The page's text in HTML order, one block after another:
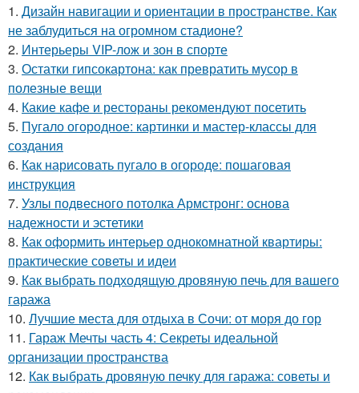
1. Дизайн навигации и ориентации в пространстве. Как
не заблудиться на огромном стадионе?
2. Интерьеры VIP-лож и зон в спорте
3. Остатки гипсокартона: как превратить мусор в
полезные вещи
4. Какие кафе и рестораны рекомендуют посетить
5. Пугало огородное: картинки и мастер-классы для
создания
6. Как нарисовать пугало в огороде: пошаговая
инструкция
7. Узлы подвесного потолка Армстронг: основа
надежности и эстетики
8. Как оформить интерьер однокомнатной квартиры:
практические советы и идеи
9. Как выбрать подходящую дровяную печь для вашего
гаража
10. Лучшие места для отдыха в Сочи: от моря до гор
11. Гараж Мечты часть 4: Секреты идеальной
организации пространства
12. Как выбрать дровяную печку для гаража: советы и